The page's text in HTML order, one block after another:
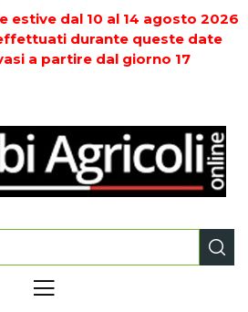
estive dal 10 al 14 agosto 2026
durante queste date
a partire dal giorno 17